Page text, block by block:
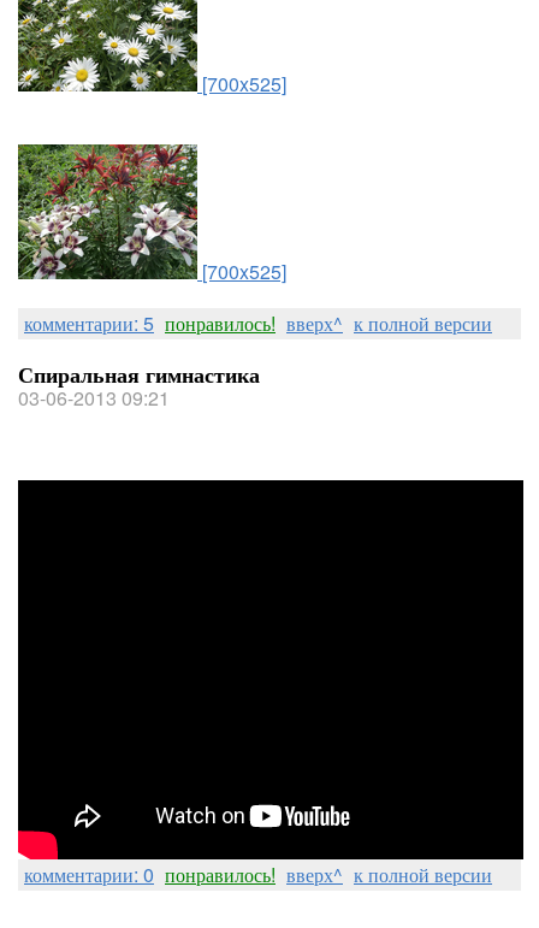
[700x525]
[700x525]
комментарии: 5 понравилось! вверх^ к полной версии
Спиральная гимнастика
03-06-2013 09:21
комментарии: 0 понравилось! вверх^ к полной версии